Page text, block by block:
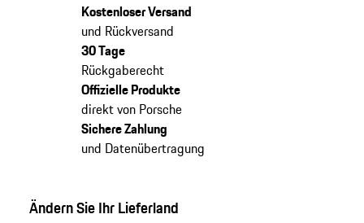
Kostenloser Versand
und Rückversand
30 Tage
Rückgaberecht
Offizielle Produkte
direkt von Porsche
Sichere Zahlung
und Datenübertragung
Ändern Sie Ihr Lieferland